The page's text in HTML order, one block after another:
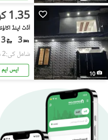
10
1.35 کروڑ
آڈٹ اینڈ اکاؤنٹس فیز 1, آڈٹ اینڈ
3
3
شامل کی:2 مہینے پہل
ایس